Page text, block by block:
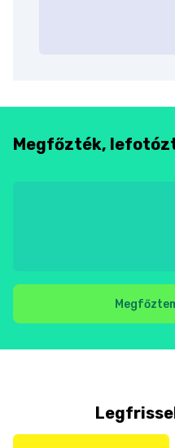
Megfőzték,